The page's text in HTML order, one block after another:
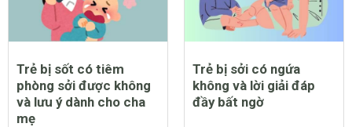
Trẻ bị sốt có tiêm
phòng sởi được không
và lưu ý dành cho cha
mẹ
Trẻ bị sởi có ngứa
không và lời giải đáp
đầy bất ngờ